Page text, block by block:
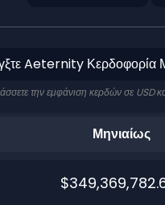
Aeternity Κερδοφορία
την εμφάνιση κερδών σε USD
Μηνιαίως